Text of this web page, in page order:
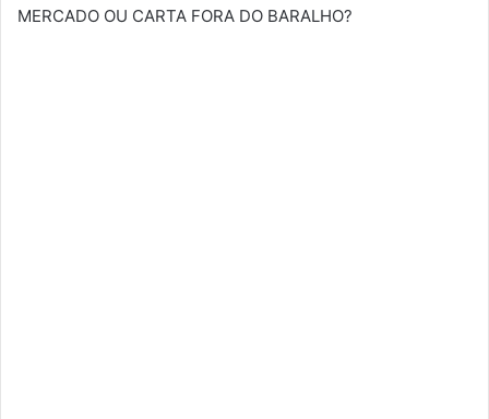
MERCADO OU CARTA FORA DO BARALHO?